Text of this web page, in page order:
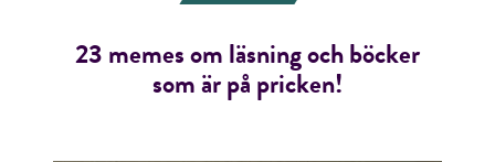
23 memes om läsning och böcker
som är på pricken!